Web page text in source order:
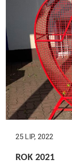
25 LIP, 2022
ROK 2021